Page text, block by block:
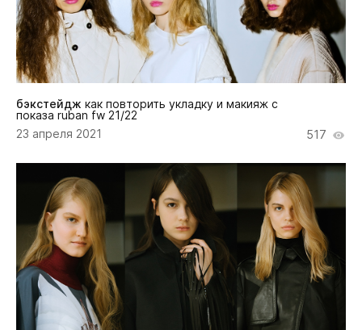
бэкстейдж как повторить укладку и макияж с
показа ruban fw 21/22
23 апреля 2021
517